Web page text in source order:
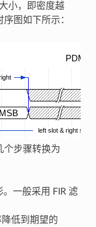
小，即密度越
图如下所示：
PDM
left slot & right slot
个步骤转换为
一般采用 FIR 滤
低到期望的